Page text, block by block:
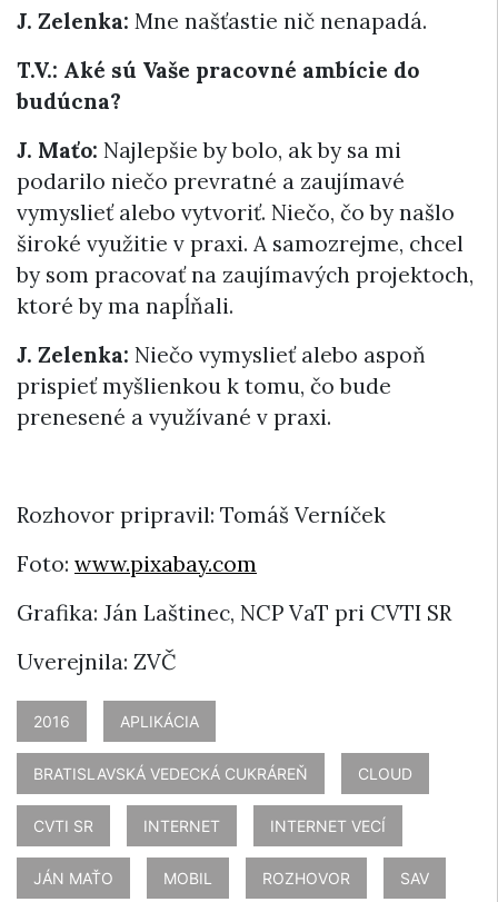
J. Zelenka: Mne našťastie nič nenapadá.
T.V.: Aké sú Vaše pracovné ambície do
budúcna?
J. Maťo: Najlepšie by bolo, ak by sa mi
podarilo niečo prevratné a zaujímavé
vymyslieť alebo vytvoriť. Niečo, čo by našlo
široké využitie v praxi. A samozrejme, chcel
by som pracovať na zaujímavých projektoch,
ktoré by ma napĺňali.
J. Zelenka: Niečo vymyslieť alebo aspoň
prispieť myšlienkou k tomu, čo bude
prenesené a využívané v praxi.
Rozhovor pripravil: Tomáš Verníček
Foto: www.pixabay.com
Grafika: Ján Laštinec, NCP VaT pri CVTI SR
Uverejnila: ZVČ
2016 APLIKÁCIA
BRATISLAVSKÁ VEDECKÁ CUKRÁREŇ CLOUD
CVTI SR INTERNET INTERNET VECÍ
JÁN MAŤO MOBIL ROZHOVOR SAV